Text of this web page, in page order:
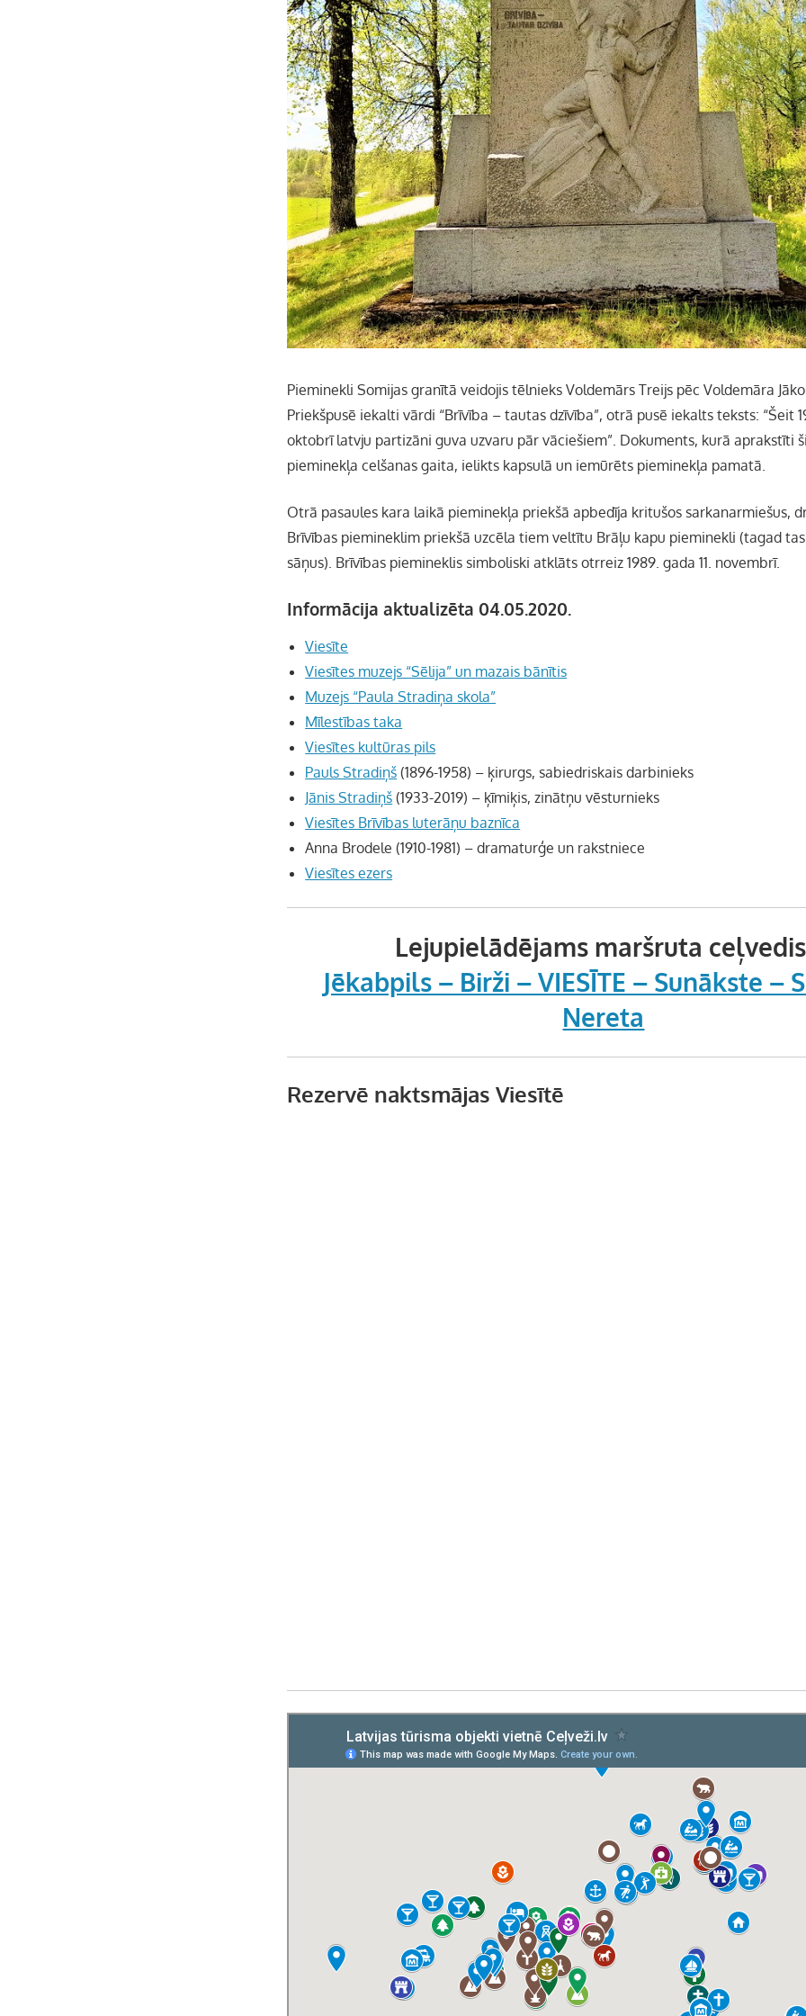
Pieminekli Somijas granītā veidojis tēlnieks Voldemārs Treijs pēc Voldemāra
Priekšpusē iekalti vārdi “Brīvība – tautas dzīvība”, otrā pusē iekalts teksts: “Šeit
oktobrī latvju partizāni guva uzvaru pār vāciešiem”. Dokuments, kurā aprakstīti
pieminekļa celšanas gaita, ielikts kapsulā un iemūrēts pieminekļa pamatā.
Otrā pasaules kara laikā pieminekļa priekšā apbedīja kritušos sarkanarmiešus,
Brīvības piemineklim priekšā uzcēla tiem veltītu Brāļu kapu pieminekli (tagad
sāņus). Brīvības piemineklis simboliski atklāts otrreiz 1989. gada 11. novembrī.
Informācija aktualizēta 04.05.2020.
Viesīte
Viesītes muzejs “Sēlija” un mazais bānītis
Muzejs “Paula Stradiņa skola”
Mīlestības taka
Viesītes kultūras pils
Pauls Stradiņš (1896-1958) – ķirurgs, sabiedriskais darbinieks
Jānis Stradiņš (1933-2019) – ķīmiķis, zinātņu vēsturnieks
Viesītes Brīvības luterāņu baznīca
Anna Brodele (1910-1981) – dramaturģe un rakstniece
Viesītes ezers
Lejupielādējams maršruta
Jēkabpils – Birži – VIESĪTE – Sunākste –
Nereta
Rezervē naktsmājas Viesītē